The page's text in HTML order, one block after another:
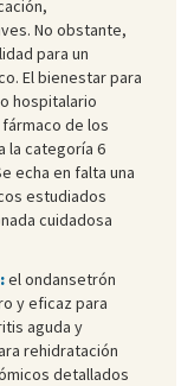
No obstante,
para un
El bienestar para
hospitalario
de los
la categoría 6
echa en falta una
estudiados
cuidadosa
el ondansetrón
y eficaz para
aguda y
rehidratación
detallados